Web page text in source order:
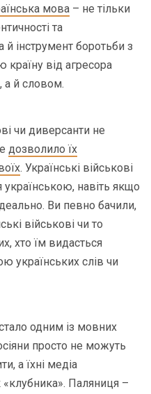
мова – не тільки
та
й інструмент боротьби з
від агресора
й словом.
чи диверсанти не
дозволило їх
. Українські військові
українською, навіть якщо
Ви певно бачили,
військові чи то
хто їм видасться
українських слів чи
одним із мовних
просто не можуть
а їхні медіа
Паляниця –